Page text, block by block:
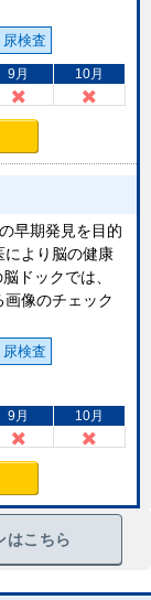
尿検査
9月 10月
早期発見を目的
により脳の健康
ドックでは、
像のチェック
尿検査
9月 10月
はこちら